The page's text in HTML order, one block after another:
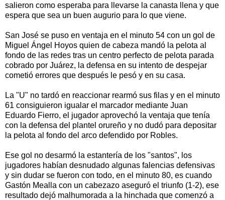
salieron como esperaba para llevarse la canasta llena y que
espera que sea un buen augurio para lo que viene.
San José se puso en ventaja en el minuto 54 con un gol de
Miguel Ángel Hoyos quien de cabeza mandó la pelota al
fondo de las redes tras un centro perfecto de pelota parada
cobrado por Juárez, la defensa en su intento de despejar
cometió errores que después le pesó y en su casa.
La "U" no tardó en reaccionar rearmó sus filas y en el minuto
61 consiguieron igualar el marcador mediante Juan
Eduardo Fierro, el jugador aprovechó la ventaja que tenía
con la defensa del plantel orureño y no dudó para depositar
la pelota al fondo del arco defendido por Robles.
Ese gol no desarmó la estantería de los "santos", los
jugadores habían desnudado algunas falencias defensivas
y sin dudar se fueron con todo, en el minuto 80, es cuando
Gastón Mealla con un cabezazo aseguró el triunfo (1-2), ese
resultado dejó malhumorada a la hinchada que comenzó a